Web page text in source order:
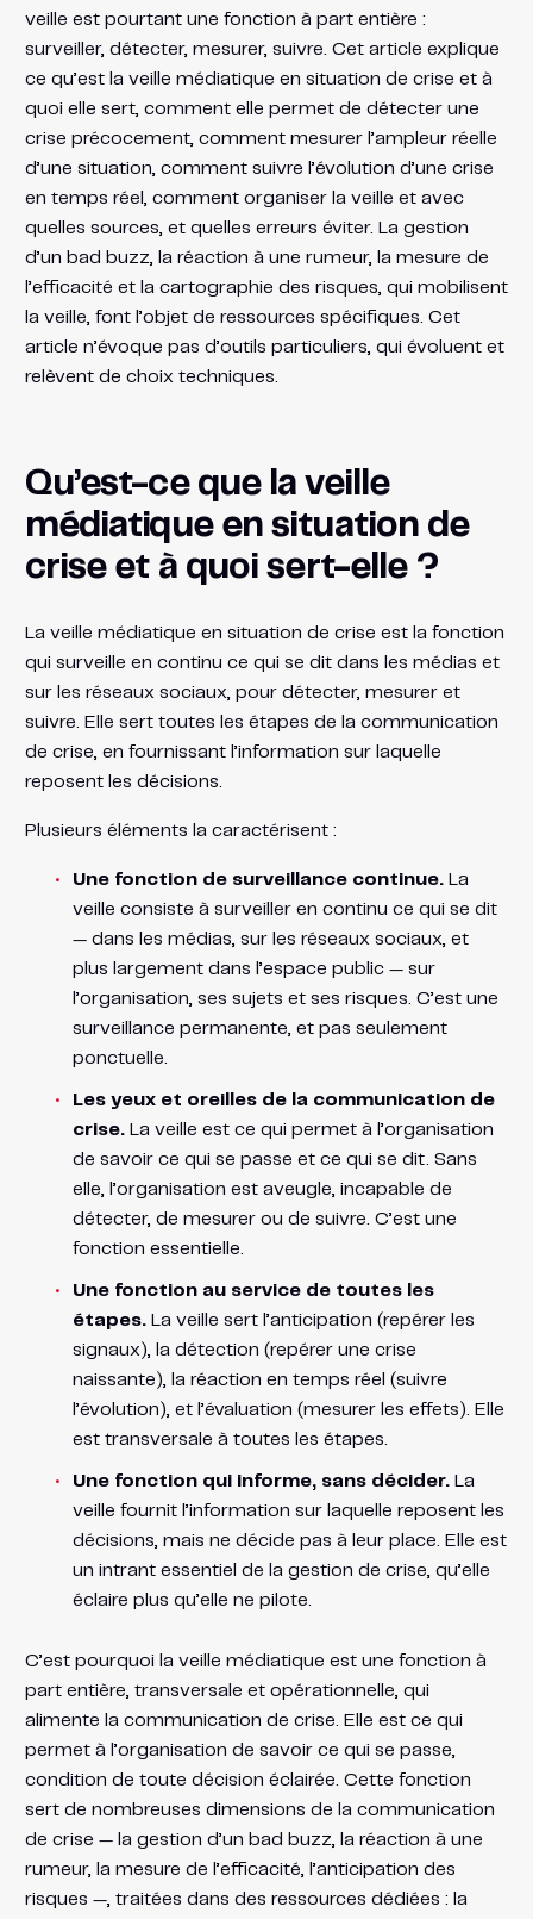
veille est pourtant une fonction à part entière :
surveiller, détecter, mesurer, suivre. Cet article explique
ce qu’est la veille médiatique en situation de crise et à
quoi elle sert, comment elle permet de détecter une
crise précocement, comment mesurer l’ampleur réelle
d’une situation, comment suivre l’évolution d’une crise
en temps réel, comment organiser la veille et avec
quelles sources, et quelles erreurs éviter. La gestion
d’un bad buzz, la réaction à une rumeur, la mesure de
l’efficacité et la cartographie des risques, qui mobilisent
la veille, font l’objet de ressources spécifiques. Cet
article n’évoque pas d’outils particuliers, qui évoluent et
relèvent de choix techniques.
Qu’est-ce que la veille
médiatique en situation de
crise et à quoi sert-elle ?
La veille médiatique en situation de crise est la fonction
qui surveille en continu ce qui se dit dans les médias et
sur les réseaux sociaux, pour détecter, mesurer et
suivre. Elle sert toutes les étapes de la communication
de crise, en fournissant l’information sur laquelle
reposent les décisions.
Plusieurs éléments la caractérisent :
Une fonction de surveillance continue.La
veille consiste à surveiller en continu ce qui se dit
— dans les médias, sur les réseaux sociaux, et
plus largement dans l’espace public — sur
l’organisation, ses sujets et ses risques. C’est une
surveillance permanente, et pas seulement
ponctuelle.
Les yeux et oreilles de la communication de
crise.La veille est ce qui permet à l’organisation
de savoir ce qui se passe et ce qui se dit. Sans
elle, l’organisation est aveugle, incapable de
détecter, de mesurer ou de suivre. C’est une
fonction essentielle.
Une fonction au service de toutes les
étapes.La veille sert l’anticipation (repérer les
signaux), la détection (repérer une crise
naissante), la réaction en temps réel (suivre
l’évolution), et l’évaluation (mesurer les effets). Elle
est transversale à toutes les étapes.
Une fonction qui informe, sans décider.La
veille fournit l’information sur laquelle reposent les
décisions, mais ne décide pas à leur place. Elle est
un intrant essentiel de la gestion de crise, qu’elle
éclaire plus qu’elle ne pilote.
C’est pourquoi la veille médiatique est une fonction à
part entière, transversale et opérationnelle, qui
alimente la communication de crise. Elle est ce qui
permet à l’organisation de savoir ce qui se passe,
condition de toute décision éclairée. Cette fonction
sert de nombreuses dimensions de la communication
de crise — la gestion d’un bad buzz, la réaction à une
rumeur, la mesure de l’efficacité, l’anticipation des
risques —, traitées dans des ressources dédiées : la